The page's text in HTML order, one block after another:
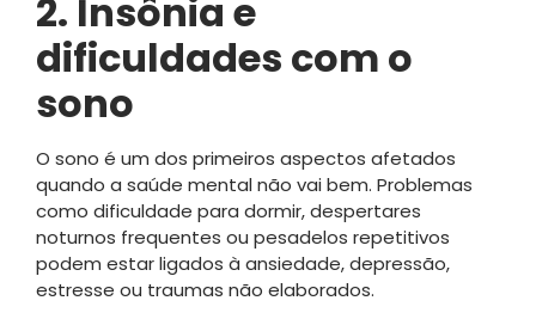
2. Insônia e
dificuldades com o
sono
O sono é um dos primeiros aspectos afetados
quando a saúde mental não vai bem. Problemas
como dificuldade para dormir, despertares
noturnos frequentes ou pesadelos repetitivos
podem estar ligados à ansiedade, depressão,
estresse ou traumas não elaborados.